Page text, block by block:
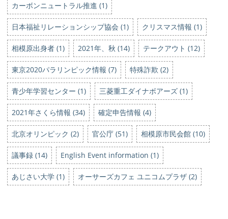
カーボンニュートラル推進 (1)
日本福祉リレーションシップ協会 (1) クリスマス情報 (1)
相模原出身者 (1) 2021年、秋 (14) テークアウト (12)
東京2020パラリンピック情報 (7) 特殊詐欺 (2)
青少年学習センター (1) 三菱重工ダイナボアーズ (1)
2021年さくら情報 (34) 確定申告情報 (4)
北京オリンピック (2) 官公庁 (51) 相模原市民会館 (10)
議事録 (14) English Event information (1)
あじさい大学 (1) オーサーズカフェ ユニコムプラザ (2)